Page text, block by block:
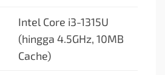
Intel Core i3-1315U
(hingga 4.5GHz, 10MB
Cache)